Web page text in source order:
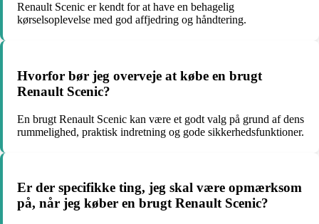
Renault Scenic er kendt for at have en behagelig
kørselsoplevelse med god affjedring og håndtering.
Hvorfor bør jeg overveje at købe en brugt
Renault Scenic?
En brugt Renault Scenic kan være et godt valg på grund af dens
rummelighed, praktisk indretning og gode sikkerhedsfunktioner.
Er der specifikke ting, jeg skal være opmærksom
på, når jeg køber en brugt Renault Scenic?